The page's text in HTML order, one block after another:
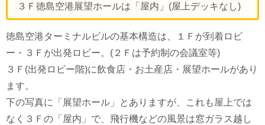
３Ｆ徳島空港展望ホールは「屋内」(屋上デッキなし)
徳島空港ターミナルビルの基本構造は、１Ｆが到着ロビ
ー・３Ｆが出発ロビー。(２Ｆは予約制の会議室等)
３Ｆ(出発ロビー階)に飲食店・お土産店・展望ホールがあり
ます。
下の写真に「展望ホール」とありますが、これも屋上では
なく３Ｆの「屋内」で、飛行機などの風景は窓ガラス越し